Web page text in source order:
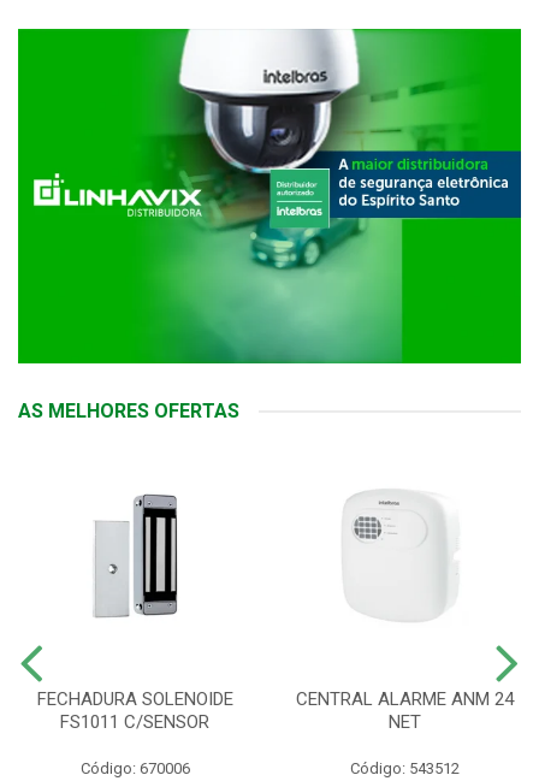
AS MELHORES OFERTAS
FECHADURA SOLENOIDE
FS1011 C/SENSOR
Código: 670006
CENTRAL ALARME ANM 24
NET
Código: 543512